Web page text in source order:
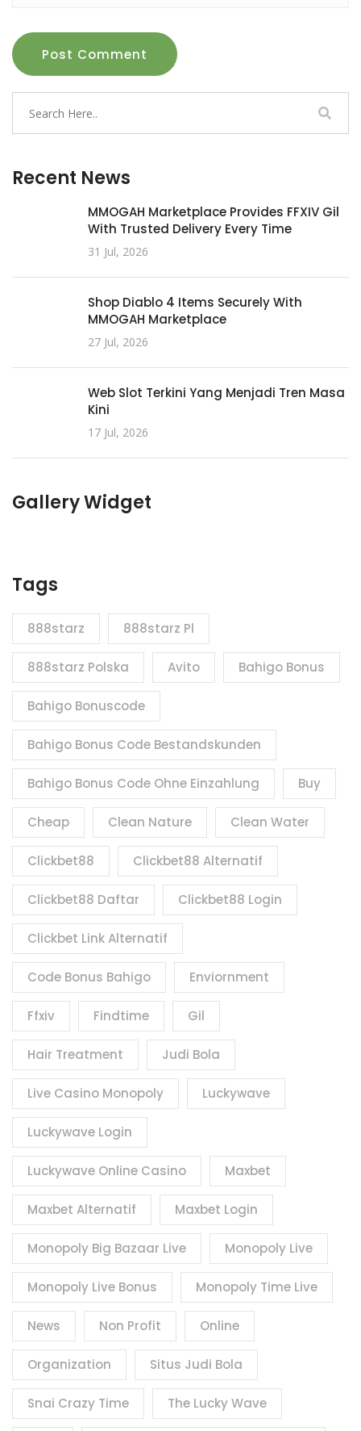
Post Comment
Recent News
MMOGAH Marketplace Provides FFXIV Gil
With Trusted Delivery Every Time
31 Jul, 2026
Shop Diablo 4 Items Securely With
MMOGAH Marketplace
27 Jul, 2026
Web Slot Terkini Yang Menjadi Tren Masa
Kini
17 Jul, 2026
Gallery Widget
Tags
888starz 888starz Pl
888starz Polska Avito Bahigo Bonus
Bahigo Bonuscode
Bahigo Bonus Code Bestandskunden
Bahigo Bonus Code Ohne Einzahlung Buy
Cheap Clean Nature Clean Water
Clickbet88 Clickbet88 Alternatif
Clickbet88 Daftar Clickbet88 Login
Clickbet Link Alternatif
Code Bonus Bahigo Enviornment
Ffxiv Findtime Gil
Hair Treatment Judi Bola
Live Casino Monopoly Luckywave
Luckywave Login
Luckywave Online Casino Maxbet
Maxbet Alternatif Maxbet Login
Monopoly Big Bazaar Live Monopoly Live
Monopoly Live Bonus Monopoly Time Live
News Non Profit Online
Organization Situs Judi Bola
Snai Crazy Time The Lucky Wave